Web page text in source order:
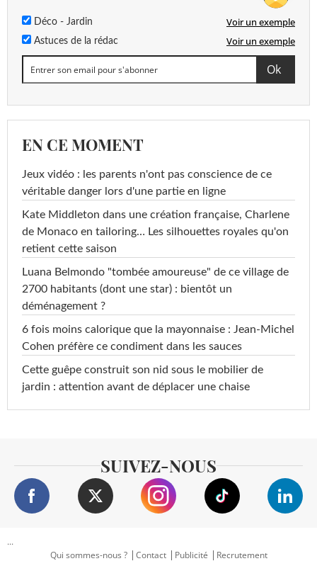
Déco - Jardin Voir un exemple
Astuces de la rédac Voir un exemple
EN CE MOMENT
Jeux vidéo : les parents n'ont pas conscience de ce
véritable danger lors d'une partie en ligne
Kate Middleton dans une création française, Charlene
de Monaco en tailoring… Les silhouettes royales qu'on
retient cette saison
Luana Belmondo "tombée amoureuse" de ce village de
2700 habitants (dont une star) : bientôt un
déménagement ?
6 fois moins calorique que la mayonnaise : Jean-Michel
Cohen préfère ce condiment dans les sauces
Cette guêpe construit son nid sous le mobilier de
jardin : attention avant de déplacer une chaise
SUIVEZ-NOUS
...
Qui sommes-nous ?
Contact Publicité Recrutement